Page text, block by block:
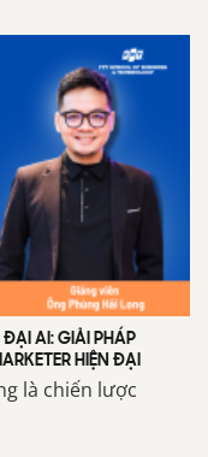
ĐẠI AI: GIẢI PHÁP
HIỆN ĐẠI
là chiến lược